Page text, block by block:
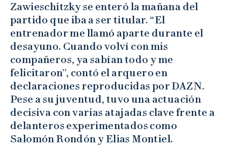
Zawieschitzky se enteró la mañana del
partido que iba a ser titular. “El
entrenador me llamó aparte durante el
desayuno. Cuando volví con mis
compañeros, ya sabían todo y me
felicitaron”, contó el arquero en
declaraciones reproducidas por DAZN.
Pese a su juventud, tuvo una actuación
decisiva con varias atajadas clave frente a
delanteros experimentados como
Salomón Rondón y Elias Montiel.